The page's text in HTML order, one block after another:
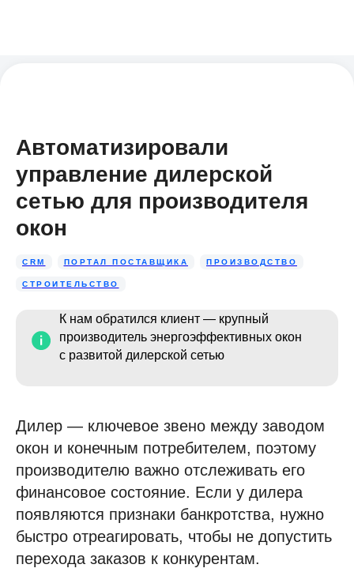
Автоматизировали
управление дилерской
сетью для производителя
окон
CRM ПОРТАЛ ПОСТАВЩИКА ПРОИЗВОДСТВО
СТРОИТЕЛЬСТВО
К нам обратился клиент — крупный
производитель энергоэффективных окон
с развитой дилерской сетью
Дилер — ключевое звено между заводом
окон и конечным потребителем, поэтому
производителю важно отслеживать его
финансовое состояние. Если у дилера
появляются признаки банкротства, нужно
быстро отреагировать, чтобы не допустить
перехода заказов к конкурентам.